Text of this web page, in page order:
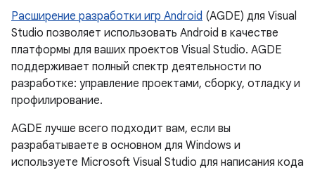
Расширение разработки игр Android (AGDE) для Visual
Studio позволяет использовать Android в качестве
платформы для ваших проектов Visual Studio. AGDE
поддерживает полный спектр деятельности по
разработке: управление проектами, сборку, отладку и
профилирование.
AGDE лучше всего подходит вам, если вы
разрабатываете в основном для Windows и
используете Microsoft Visual Studio для написания кода